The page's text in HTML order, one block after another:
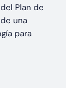
Plan de
una
para